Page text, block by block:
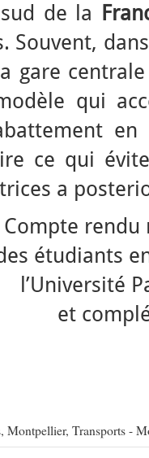
de la
Souvent,
gare
qui
ce qui
a
Compte
étudiants
l’Université
et
, Montpellier, Transports -